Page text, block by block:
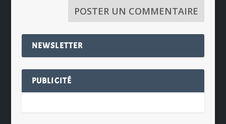
NEWSLETTER
PUBLICITÉ